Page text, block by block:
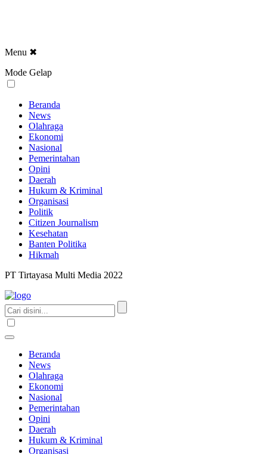
Menu ✖
Mode Gelap
Beranda
News
Olahraga
Ekonomi
Nasional
Pemerintahan
Opini
Daerah
Hukum & Kriminal
Organisasi
Politik
Citizen Journalism
Kesehatan
Banten Politika
Hikmah
PT Tirtayasa Multi Media 2022
Beranda
News
Olahraga
Ekonomi
Nasional
Pemerintahan
Opini
Daerah
Hukum & Kriminal
Organisasi